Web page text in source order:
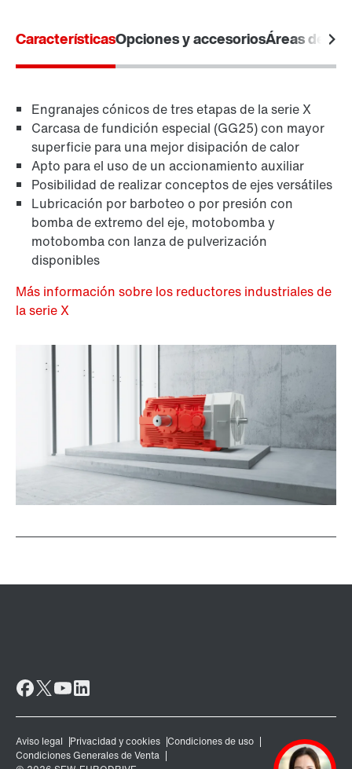
CaracterísticasOpciones y accesoriosÁreas de
Engranajes cónicos de tres etapas de la serie X
Carcasa de fundición especial (GG25) con mayor
superficie para una mejor disipación de calor
Apto para el uso de un accionamiento auxiliar
Posibilidad de realizar conceptos de ejes versátiles
Lubricación por barboteo o por presión con
bomba de extremo del eje, motobomba y
motobomba con lanza de pulverización
disponibles
Más información sobre los reductores industriales de
la serie X